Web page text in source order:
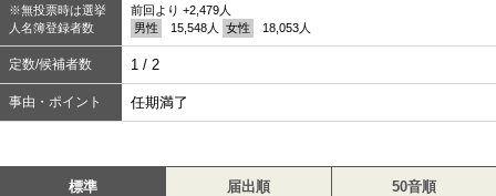
※無投票時は選挙
人名簿登録者数
前回より +2,479人
男性
15,548人 女性 18,053人
定数/候補者数 1 / 2
事由・ポイント 任期満了
標準 届出順 50音順